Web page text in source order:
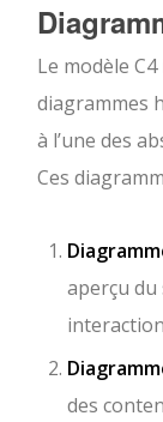
Le modèle
diagrammes
à l’une des
Ces
aperçu du
des